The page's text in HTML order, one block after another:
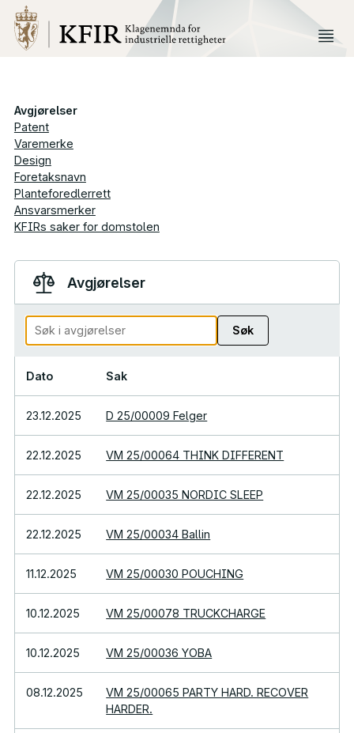
Avgjørelser
Patent
Varemerke
Design
Foretaksnavn
Planteforedlerrett
Ansvarsmerker
KFIRs saker for domstolen
Avgjørelser
Søk
Dato Sak
23.12.2025 D 25/00009 Felger
22.12.2025 VM 25/00064 THINK DIFFERENT
22.12.2025 VM 25/00035 NORDIC SLEEP
22.12.2025 VM 25/00034 Ballin
11.12.2025 VM 25/00030 POUCHING
10.12.2025 VM 25/00078 TRUCKCHARGE
10.12.2025 VM 25/00036 YOBA
08.12.2025
VM 25/00065 PARTY HARD. RECOVER
HARDER.